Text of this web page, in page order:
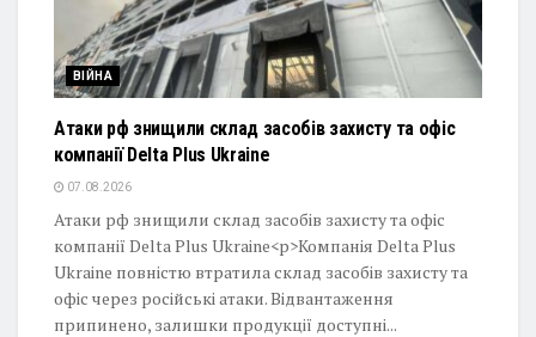
ВІЙНА
Атаки рф знищили склад засобів захисту та офіс
компанії Delta Plus Ukraine
07.08.2026
Атаки рф знищили склад засобів захисту та офіс
компанії Delta Plus Ukraine<p>Компанія Delta Plus
Ukraine повністю втратила склад засобів захисту та
офіс через російські атаки. Відвантаження
припинено, залишки продукції доступні...